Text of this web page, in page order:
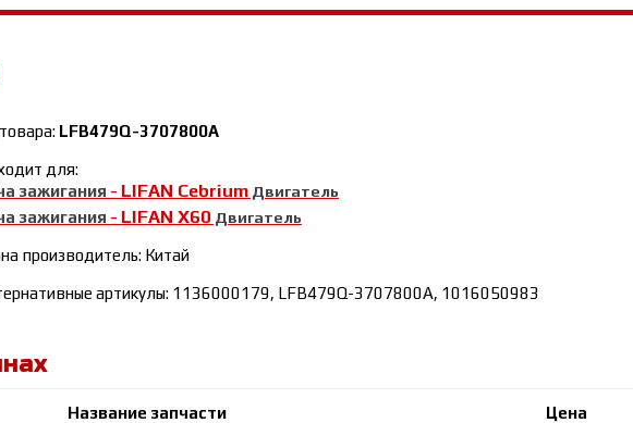
LFB479Q-3707800A
для:
зажигания - LIFAN Cebrium Двигатель
зажигания - LIFAN Х60 Двигатель
производитель: Китай
артикулы: 1136000179, LFB479Q-3707800A, 1016050983
Название запчасти Цена